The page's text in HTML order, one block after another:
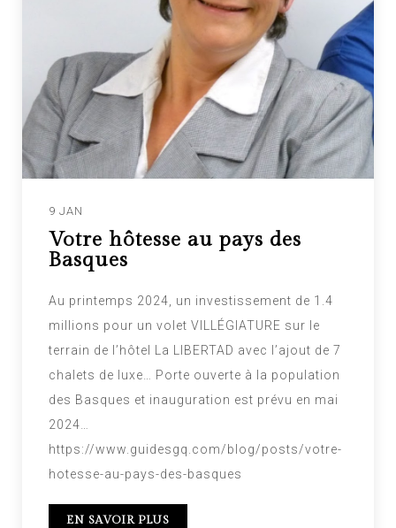
9 JAN
Votre hôtesse au pays des
Basques
Au printemps 2024, un investissement de 1.4
millions pour un volet VILLÉGIATURE sur le
terrain de l’hôtel La LIBERTAD avec l’ajout de 7
chalets de luxe… Porte ouverte à la population
des Basques et inauguration est prévu en mai
2024…
https://www.guidesgq.com/blog/posts/votre-
hotesse-au-pays-des-basques
EN SAVOIR PLUS